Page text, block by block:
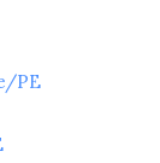
PE